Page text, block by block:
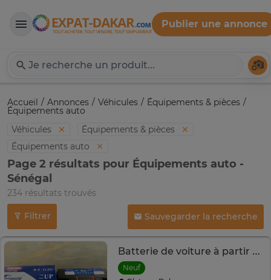
Expat-Dakar
Publier une annonce
Accueil Annonces Véhicules Équipements & pièces
Équipements auto
Véhicules
Équipements & pièces
Équipements auto
Page 2 résultats pour Équipements auto -
Sénégal
234 résultats trouvés
Filtrer Sauvegarder la recherche
Batterie de voiture à partir de 75ah
Neuf